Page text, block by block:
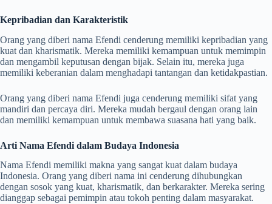
Kepribadian dan Karakteristik
Orang yang diberi nama Efendi cenderung memiliki kepribadian yang
kuat dan kharismatik. Mereka memiliki kemampuan untuk memimpin
dan mengambil keputusan dengan bijak. Selain itu, mereka juga
memiliki keberanian dalam menghadapi tantangan dan ketidakpastian.
Orang yang diberi nama Efendi juga cenderung memiliki sifat yang
mandiri dan percaya diri. Mereka mudah bergaul dengan orang lain
dan memiliki kemampuan untuk membawa suasana hati yang baik.
Arti Nama Efendi dalam Budaya Indonesia
Nama Efendi memiliki makna yang sangat kuat dalam budaya
Indonesia. Orang yang diberi nama ini cenderung dihubungkan
dengan sosok yang kuat, kharismatik, dan berkarakter. Mereka sering
dianggap sebagai pemimpin atau tokoh penting dalam masyarakat.